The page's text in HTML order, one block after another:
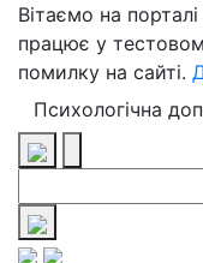
Вітаємо на
працює у
помилку на сайті.
Психологічна